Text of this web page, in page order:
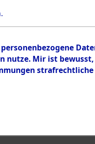
Mir ist bewusst,
strafrechtliche